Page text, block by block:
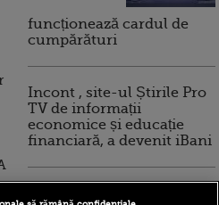
funcționează cardul de
cumpărături
Incont , site-ul Știrile Pro
TV de informații
economice și educație
financiară, a devenit iBani